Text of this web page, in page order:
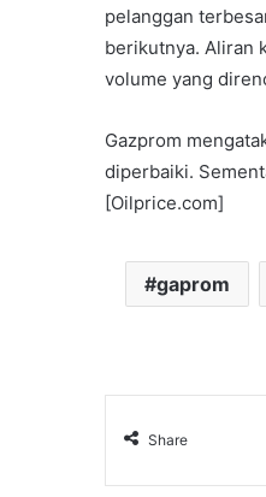
pelanggan
berikutnya. Aliran
volume yang
Gazprom
diperbaiki.
[Oilprice.com]
gaprom
Share